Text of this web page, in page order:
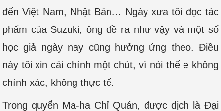
đến Việt Nam, Nhật Bản… Ngày xưa tôi đọc tác
phẩm của Suzuki, ông đề ra như vậy và một số
học giả ngày nay cũng hưởng ứng theo. Điều
này tôi xin cải chính một chút, vì nói thế e không
chính xác, không thực tế.
Trong quyển Ma-ha Chỉ Quán, được dịch là Đại